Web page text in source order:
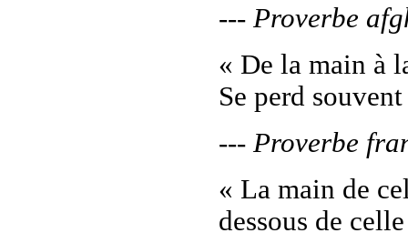
--- Proverbe
« De la main à
Se perd
--- Proverbe
« La main de
dessous de